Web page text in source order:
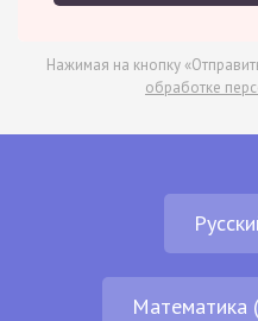
Нажимая на кнопку
обработке
Математика